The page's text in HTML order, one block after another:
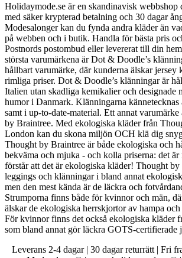
Holidaymode.se är en skandinavisk webbshop
med säker krypterad betalning och 30 dagar
Modesalonger kan du fynda andra kläder än
på webben och i butik. Handla för bästa pris
Postnords postombud eller levererat till din
största varumärkena är Dot & Doodle’s
hållbart varumärke, där kunderna älskar jersey
rimliga priser. Dot & Doodle’s klänningar är
Italien utan skadliga kemikalier och designade
humor i Danmark. Klänningarna kännetecknas
samt i up-to-date-material. Ett annat
by Braintree. Med ekologiska kläder från
London kan du skona miljön OCH klä dig
Thought by Braintree är både ekologiska och
bekväma och mjuka - och kolla priserna: det
förstår att det är ekologiska kläder! Thought
leggings och klänningar i bland annat
men den mest kända är de läckra och
Strumporna finns både för kvinnor och män,
älskar de ekologiska herrskjortor av hampa
För kvinnor finns det också ekologiska kläder
som bland annat gör läckra GOTS-certifierade
Leverans 2-4 dagar | 30 dagar returrätt | Fri